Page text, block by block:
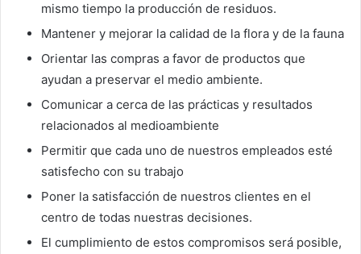
mismo tiempo la producción de residuos.
Mantener y mejorar la calidad de la flora y de la fauna
Orientar las compras a favor de productos que
ayudan a preservar el medio ambiente.
Comunicar a cerca de las prácticas y resultados
relacionados al medioambiente
Permitir que cada uno de nuestros empleados esté
satisfecho con su trabajo
Poner la satisfacción de nuestros clientes en el
centro de todas nuestras decisiones.
El cumplimiento de estos compromisos será posible,